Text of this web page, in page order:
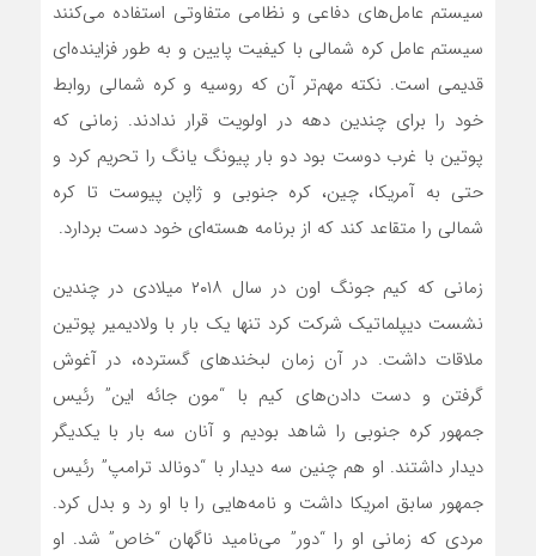
سیستم عامل‌های دفاعی و نظامی متفاوتی استفاده می‌کنند
سیستم عامل کره شمالی با کیفیت پایین و به طور فزاینده‌ای
قدیمی است. نکته مهم‌تر آن که روسیه و کره شمالی روابط
خود را برای چندین دهه در اولویت قرار ندادند. زمانی که
پوتین با غرب دوست بود دو بار پیونگ یانگ را تحریم کرد و
حتی به آمریکا، چین، کره جنوبی و ژاپن پیوست تا کره
شمالی را متقاعد کند که از برنامه هسته‌ای خود دست بردارد.
زمانی که کیم جونگ اون در سال ۲۰۱۸ میلادی در چندین
نشست دیپلماتیک شرکت کرد تنها یک بار با ولادیمیر پوتین
ملاقات داشت. در آن زمان لبخند‌های گسترده، در آغوش
گرفتن و دست دادن‌های کیم با “مون جائه این” رئیس
جمهور کره جنوبی را شاهد بودیم و آنان سه بار با یکدیگر
دیدار داشتند. او هم چنین سه دیدار با “دونالد ترامپ” رئیس
جمهور سابق امریکا داشت و نامه‌هایی را با او رد و بدل کرد.
مردی که زمانی او را “دور” می‌نامید ناگهان “خاص” شد. او